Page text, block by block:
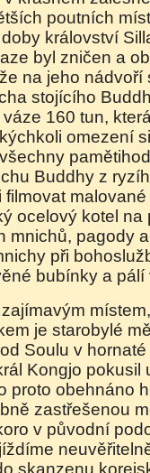
poutních
království
byl zničen a
na jeho
stojícího
160 tun,
omezení
Buddhy z
filmovat
ocelový kotel
mnichů, pagody
při
bubínky a pálí
je starobylé
Soulu v
Kongjo pokusil
proto obehnáno
zastřešenou
v původní
skanzenu